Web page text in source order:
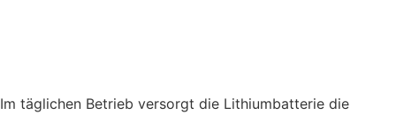
Im täglichen Betrieb versorgt die Lithiumbatterie die